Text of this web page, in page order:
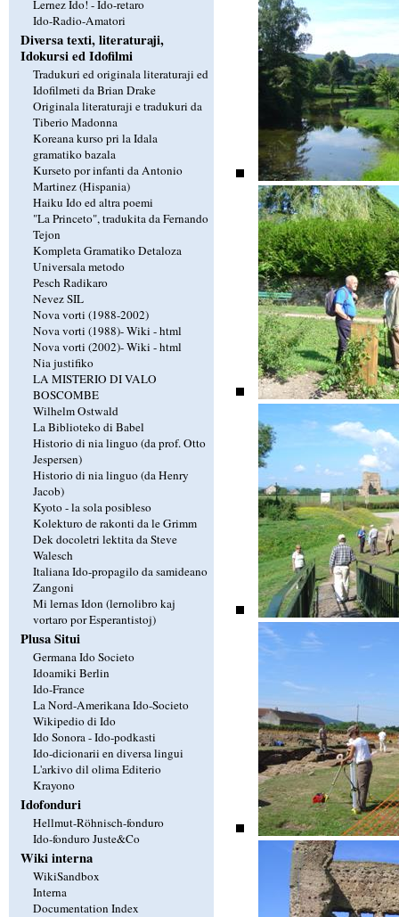
Lernez Ido! - Ido-retaro
Ido-Radio-Amatori
Diversa texti, literaturaji,
Idokursi ed Idofilmi
Tradukuri ed originala literaturaji ed
Idofilmeti da Brian Drake
Originala literaturaji e tradukuri da
Tiberio Madonna
Koreana kurso pri la Idala
gramatiko bazala
Kurseto por infanti da Antonio
Martinez (Hispania)
Haiku Ido ed altra poemi
"La Princeto", tradukita da Fernando
Tejon
Kompleta Gramatiko Detaloza
Universala metodo
Pesch Radikaro
Nevez SIL
Nova vorti (1988-2002)
Nova vorti (1988)-Wiki -html
Nova vorti (2002)-Wiki -html
Nia justifiko
LA MISTERIO DI VALO
BOSCOMBE
Wilhelm Ostwald
La Biblioteko di Babel
Historio di nia linguo (da prof. Otto
Jespersen)
Historio di nia linguo (da Henry
Jacob)
Kyoto - la sola posibleso
Kolekturo de rakonti da le Grimm
Dek docoletri lektita da Steve
Walesch
Italiana Ido-propagilo da samideano
Zangoni
Mi lernas Idon (lernolibro kaj
vortaro por Esperantistoj)
Plusa Situi
Germana Ido Societo
Idoamiki Berlin
Ido-France
La Nord-Amerikana Ido-Societo
Wikipedio di Ido
Ido Sonora - Ido-podkasti
Ido-dicionarii en diversa lingui
L'arkivo dil olima Editerio
Krayono
Idofonduri
Hellmut-Röhnisch-fonduro
Ido-fonduro Juste&Co
Wiki interna
WikiSandbox
Interna
Documentation Index